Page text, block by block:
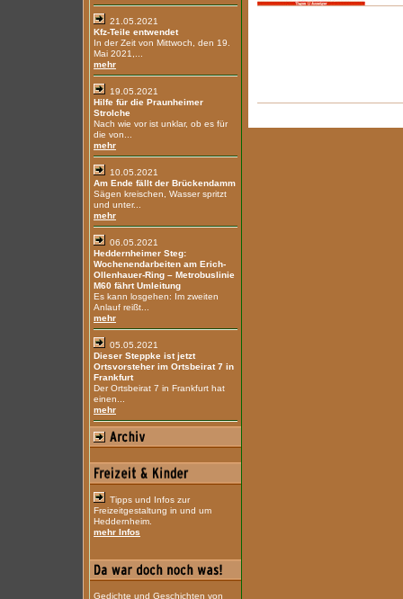
21.05.2021
Kfz-Teile entwendet
In der Zeit von Mittwoch, den 19.
Mai 2021,...
mehr
19.05.2021
Hilfe für die Praunheimer
Strolche
Nach wie vor ist unklar, ob es für
die von...
mehr
10.05.2021
Am Ende fällt der Brückendamm
Sägen kreischen, Wasser spritzt
und unter...
mehr
06.05.2021
Heddernheimer Steg:
Wochenendarbeiten am Erich-
Ollenhauer-Ring – Metrobuslinie
M60 fährt Umleitung
Es kann losgehen: Im zweiten
Anlauf reißt...
mehr
05.05.2021
Dieser Steppke ist jetzt
Ortsvorsteher im Ortsbeirat 7 in
Frankfurt
Der Ortsbeirat 7 in Frankfurt hat
einen...
mehr
Tipps und Infos zur
Freizeitgestaltung in und um
Heddernheim.
mehr Infos
Gedichte und Geschichten von